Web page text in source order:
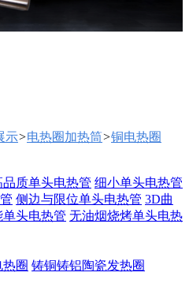
示>电热圈加热筒>铜电热圈
品质单头电热管 细小单头电热管
侧边与限位单头电热管 3D曲
头电热管 无油烟烧烤单头电热
圈 铸铜铸铝陶瓷发热圈